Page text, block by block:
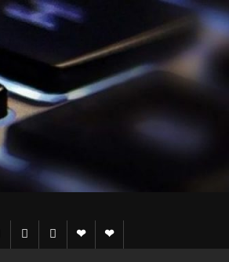
InstagramFacebookLınkedınNotesTelegram